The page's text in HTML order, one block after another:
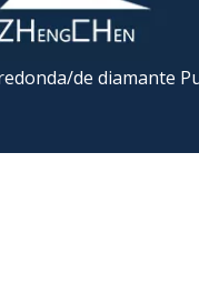
de diamante